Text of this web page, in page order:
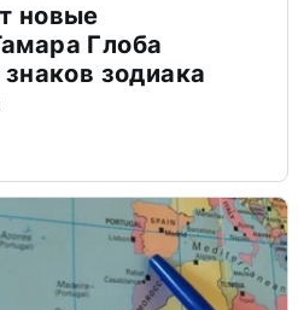
новые
Глоба
зодиака